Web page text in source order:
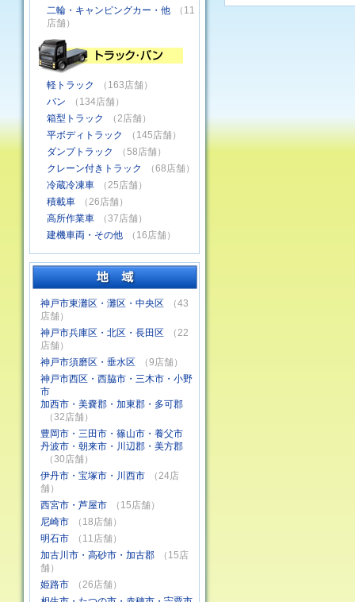
二輪・キャンピングカー・他
（11
店舗）
軽トラック
（163店舗）
バン
（134店舗）
箱型トラック
（2店舗）
平ボディトラック
（145店舗）
ダンプトラック
（58店舗）
クレーン付きトラック
（68店舗）
冷蔵冷凍車
（25店舗）
積載車
（26店舗）
高所作業車
（37店舗）
建機車両・その他
（16店舗）
神戸市東灘区・灘区・中央区
（43
店舗）
神戸市兵庫区・北区・長田区
（22
店舗）
神戸市須磨区・垂水区
（9店舗）
神戸市西区・西脇市・三木市・小野
市
加西市・美嚢郡・加東郡・多可郡
（32店舗）
豊岡市・三田市・篠山市・養父市
丹波市・朝来市・川辺郡・美方郡
（30店舗）
伊丹市・宝塚市・川西市
（24店
舗）
西宮市・芦屋市
（15店舗）
尼崎市
（18店舗）
明石市
（11店舗）
加古川市・高砂市・加古郡
（15店
舗）
姫路市
（26店舗）